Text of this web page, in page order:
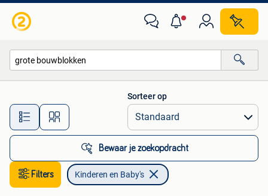
Alle afstanden…
Sorteer op
Bewaar je zoekopdracht
Filters Kinderen en Baby's